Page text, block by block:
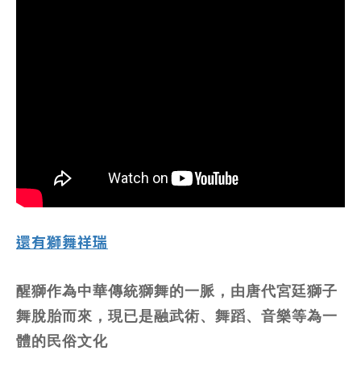
還有獅舞祥瑞
醒獅作為中華傳統獅舞的一脈，由唐代宮廷獅子
舞脫胎而來，現已是融武術、舞蹈、音樂等為一
體的民俗文化